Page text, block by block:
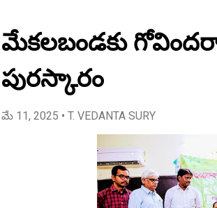
మేకలబండకు
పురస్కారం
మే 11, 2025 • T. VEDANTA SURY